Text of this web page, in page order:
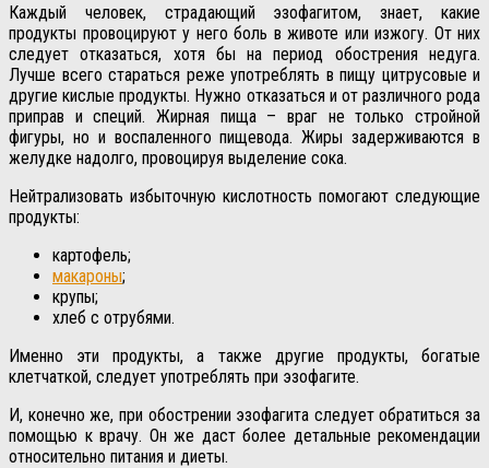
Каждый человек, страдающий эзофагитом, знает, какие
продукты провоцируют у него боль в животе или изжогу. От них
следует отказаться, хотя бы на период обострения недуга.
Лучше всего стараться реже употреблять в пищу цитрусовые и
другие кислые продукты. Нужно отказаться и от различного рода
приправ и специй. Жирная пища – враг не только стройной
фигуры, но и воспаленного пищевода. Жиры задерживаются в
желудке надолго, провоцируя выделение сока.
Нейтрализовать избыточную кислотность помогают следующие
продукты:
картофель;
макароны;
крупы;
хлеб с отрубями.
Именно эти продукты, а также другие продукты, богатые
клетчаткой, следует употреблять при эзофагите.
И, конечно же, при обострении эзофагита следует обратиться за
помощью к врачу. Он же даст более детальные рекомендации
относительно питания и диеты.